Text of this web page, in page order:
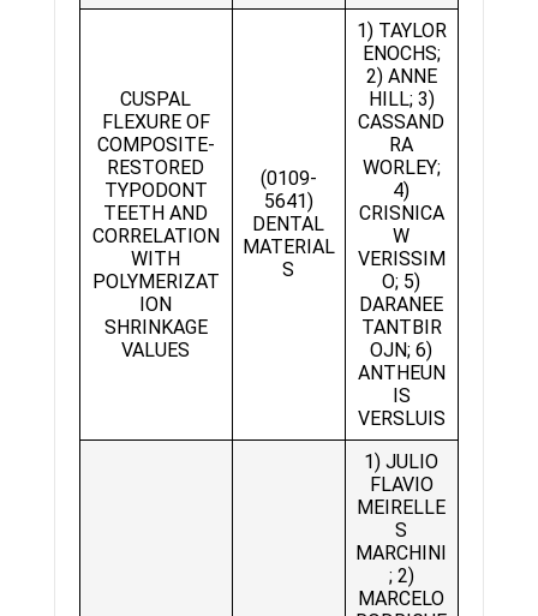
CUSPAL
FLEXURE OF
COMPOSITE-
RESTORED
TYPODONT
TEETH AND
CORRELATION
WITH
POLYMERIZAT
ION
SHRINKAGE
VALUES
(0109-
5641)
DENTAL
MATERIAL
S
1) TAYLOR
ENOCHS;
2) ANNE
HILL; 3)
CASSAND
RA
WORLEY;
4)
CRISNICA
W
VERISSIM
O; 5)
DARANEE
TANTBIR
OJN; 6)
ANTHEUN
IS
VERSLUIS
1) JULIO
FLAVIO
MEIRELLE
S
MARCHINI
; 2)
MARCELO